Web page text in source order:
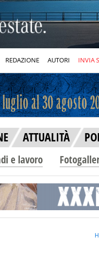
REDAZIONE AUTORI INVIA
ATTUALITÀ
e lavoro